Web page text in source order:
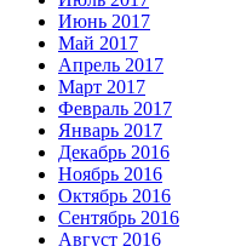
Июнь 2017
Май 2017
Апрель 2017
Март 2017
Февраль 2017
Январь 2017
Декабрь 2016
Ноябрь 2016
Октябрь 2016
Сентябрь 2016
Август 2016